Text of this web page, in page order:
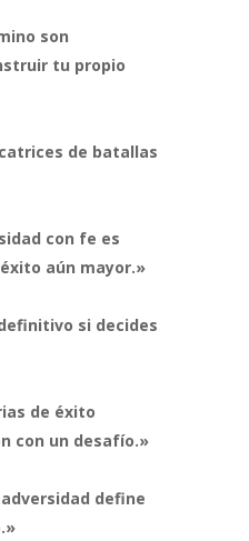
son
tu propio
de batallas
con fe es
aún mayor.»
si decides
de éxito
con un desafío.»
define